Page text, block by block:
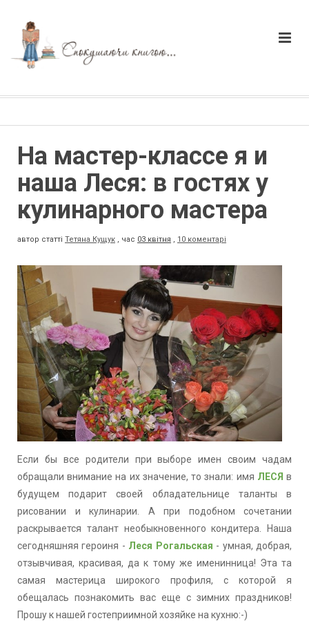
На мастер-классе я и
наша Леся: в гостях у
кулинарного мастера
автор статті Тетяна Кущук , час 03 квітня , 10 коментарі
Если бы все родители при выборе имен своим чадам
обращали внимание на их значение, то знали: имя ЛЕСЯ в
будущем подарит своей обладательнице таланты в
рисовании и кулинарии. А при подобном сочетании
раскрывается талант необыкновенного кондитера. Наша
сегодняшняя героиня - Леся Рогальская - умная, добрая,
отзывчивая, красивая, да к тому же именинница! Эта та
самая мастерица широкого профиля, с которой я
обещалась познакомить вас еще с зимних праздников!
Прошу к нашей гостеприимной хозяйке на кухню:-)